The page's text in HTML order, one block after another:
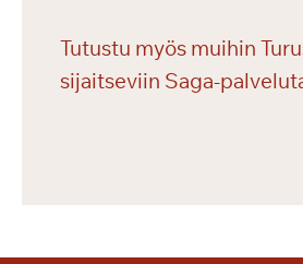
Tutustu myös muihin
sijaitseviin Saga-